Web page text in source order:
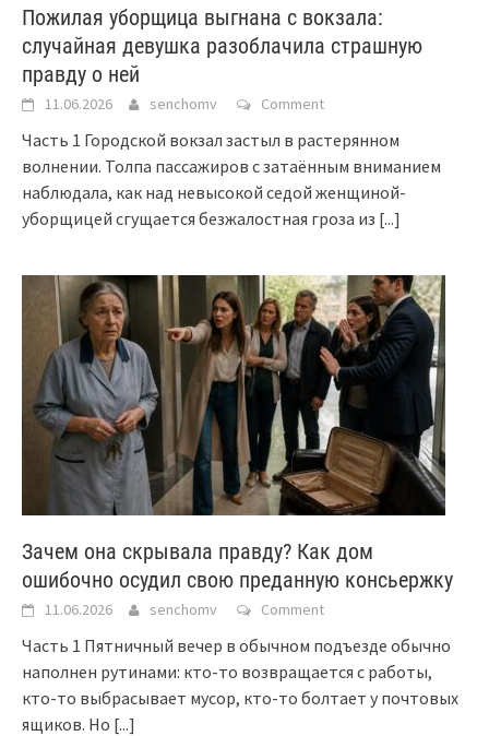
Пожилая уборщица выгнана с вокзала:
случайная девушка разоблачила страшную
правду о ней
11.06.2026 senchomv Comment
Часть 1 Городской вокзал застыл в растерянном
волнении. Толпа пассажиров с затаённым вниманием
наблюдала, как над невысокой седой женщиной-
уборщицей сгущается безжалостная гроза из [...]
Зачем она скрывала правду? Как дом
ошибочно осудил свою преданную консьержку
11.06.2026 senchomv Comment
Часть 1 Пятничный вечер в обычном подъезде обычно
наполнен рутинами: кто-то возвращается с работы,
кто-то выбрасывает мусор, кто-то болтает у почтовых
ящиков. Но [...]